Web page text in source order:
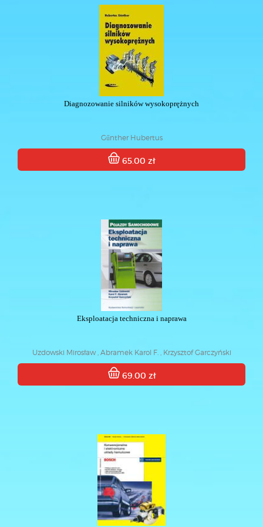
Diagnozowanie silników wysokoprężnych
Gűnther Hubertus
65.00 zł
Eksploatacja techniczna i naprawa
Uzdowski Mirosław , Abramek Karol F. , Krzysztof Garczyński
69.00 zł